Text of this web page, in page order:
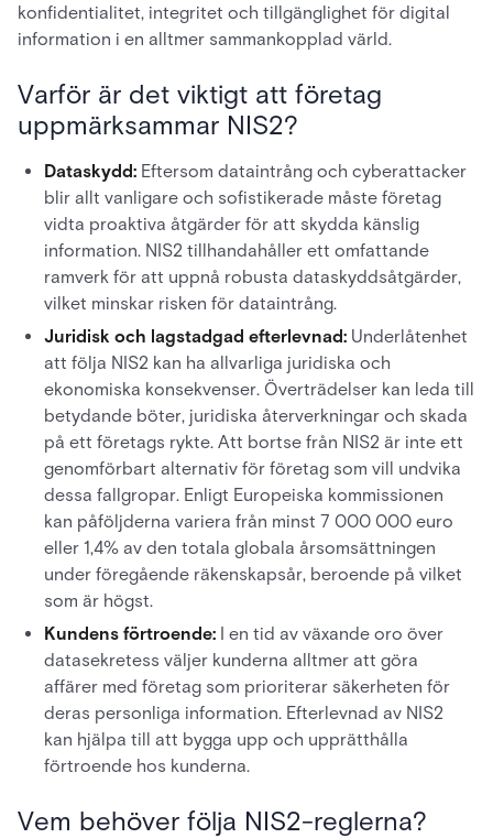
konfidentialitet, integritet och tillgänglighet för digital
information i en alltmer sammankopplad värld.
Varför är det viktigt att företag
uppmärksammar NIS2?
Dataskydd: Eftersom dataintrång och cyberattacker
blir allt vanligare och sofistikerade måste företag
vidta proaktiva åtgärder för att skydda känslig
information. NIS2 tillhandahåller ett omfattande
ramverk för att uppnå robusta dataskyddsåtgärder,
vilket minskar risken för dataintrång.
Juridisk och lagstadgad efterlevnad: Underlåtenhet
att följa NIS2 kan ha allvarliga juridiska och
ekonomiska konsekvenser. Överträdelser kan leda till
betydande böter, juridiska återverkningar och skada
på ett företags rykte. Att bortse från NIS2 är inte ett
genomförbart alternativ för företag som vill undvika
dessa fallgropar. Enligt Europeiska kommissionen
kan påföljderna variera från minst 7 000 000 euro
eller 1,4% av den totala globala årsomsättningen
under föregående räkenskapsår, beroende på vilket
som är högst.
Kundens förtroende: I en tid av växande oro över
datasekretess väljer kunderna alltmer att göra
affärer med företag som prioriterar säkerheten för
deras personliga information. Efterlevnad av NIS2
kan hjälpa till att bygga upp och upprätthålla
förtroende hos kunderna.
Vem behöver följa NIS2-reglerna?